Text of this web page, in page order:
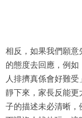
相反，如果我們願意
的態度去回應，例
人排擠真係會好難
靜下來，家長反能更
子的描述未必清晰，